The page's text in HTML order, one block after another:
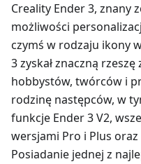
Creality Ender 3, znany
możliwości
czymś w rodzaju ikony
3 zyskał znaczną
hobbystów, twórców i
rodzinę następców, w
funkcje Ender 3 V2,
wersjami Pro i Plus
Posiadanie jednej z